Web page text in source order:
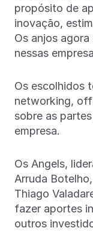
propósito de
inovação,
Os anjos
nessas
Os escolhidos
networking,
sobre as
empresa.
Os Angels,
Arruda
Thiago
fazer aportes
outros